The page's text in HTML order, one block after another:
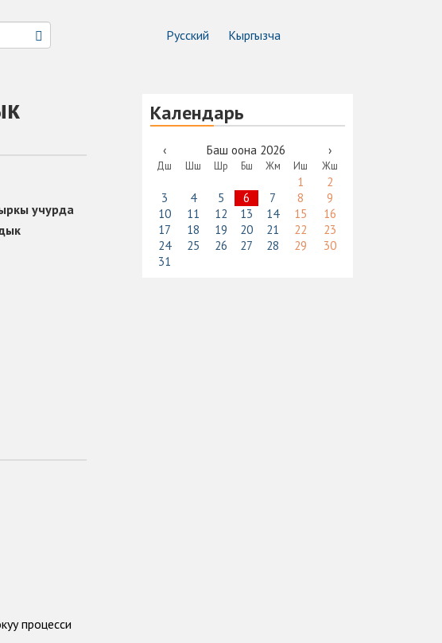
Русский Кыргызча
учурда
процесси
Календарь
‹ Баш оона 2026 ›
Дш Шш Шр Бш Жм Иш Жш
1
2
3
4 5 6 7 8
9
10
11 12 13 14 15
16
17
18 19 20 21 22
23
24
25 26 27 28 29
30
31